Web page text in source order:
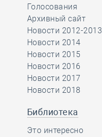
Голосования
Архивный сайт
Новости 2012-2013
Новости 2014
Новости 2015
Новости 2016
Новости 2017
Новости 2018
Библиотека
Это интересно